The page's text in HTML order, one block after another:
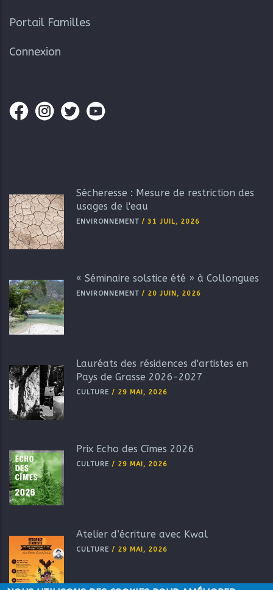
Portail Familles
Connexion
Sécheresse : Mesure de restriction des
usages de l'eau
ENVIRONNEMENT / 31 JUIL, 2026
« Séminaire solstice été » à Collongues
ENVIRONNEMENT / 20 JUIN, 2026
Lauréats des résidences d'artistes en
Pays de Grasse 2026-2027
CULTURE / 29 MAI, 2026
Prix Echo des Cîmes 2026
CULTURE / 29 MAI, 2026
Atelier d’écriture avec Kwal
CULTURE / 29 MAI, 2026